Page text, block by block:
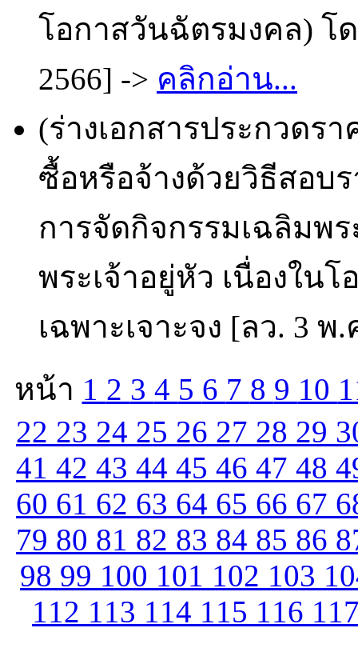
โอกาสวันฉัตรมงคล) โ
2566] -> คลิกอ่าน...
(ร่างเอกสารประกวดรา
ซื้อหรือจ้างด้วยวิธีสอบ
การจัดกิจกรรมเฉลิมพ
พระเจ้าอยู่หัว เนื่องใน
เฉพาะเจาะจง [ลว. 3 พ
หน้า 1 2 3 4 5 6 7 8 9 10
22 23 24 25 26 27 28 29
41 42 43 44 45 46 47 48
60 61 62 63 64 65 66 67
79 80 81 82 83 84 85 86
98 99 100 101 102 103
112 113 114 115 116